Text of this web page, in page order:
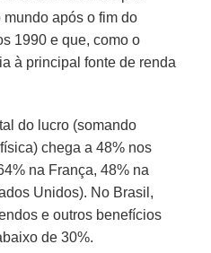
após o fim do
1990 e que, como o
à principal fonte de renda
do lucro (somando
chega a 48% nos
na França, 48% na
Unidos). No Brasil,
e outros benefícios
de 30%.